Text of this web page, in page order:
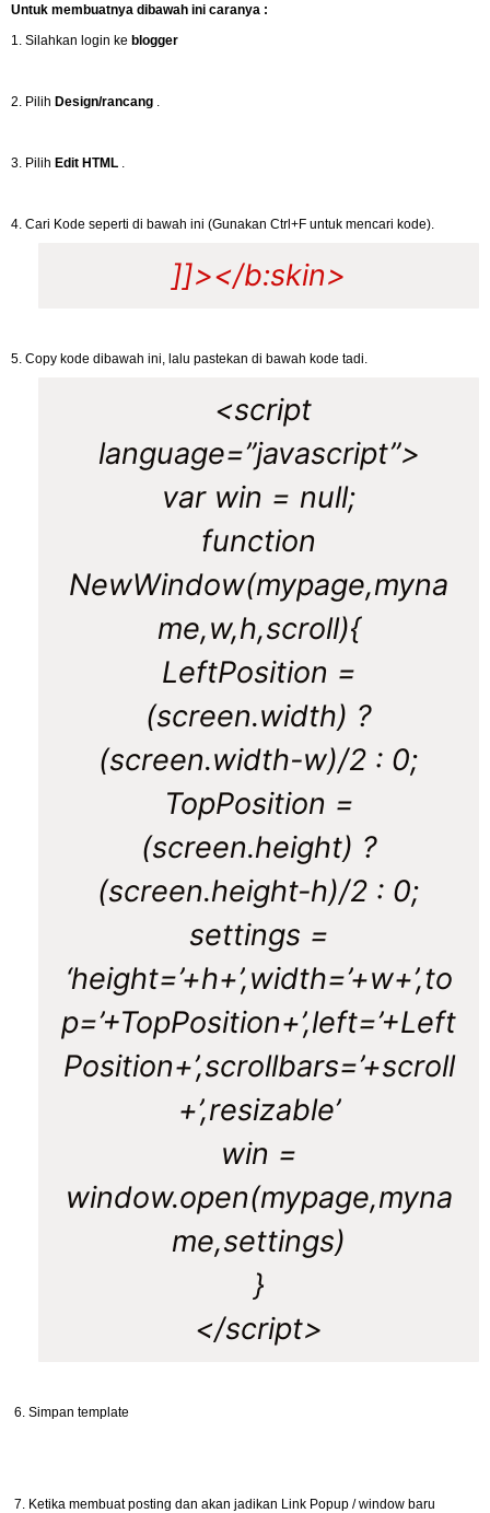
Untuk membuatnya dibawah ini caranya :
1. Silahkan login ke blogger
2. Pilih Design/rancang .
3. Pilih Edit HTML .
4. Cari Kode seperti di bawah ini (Gunakan Ctrl+F untuk mencari kode).
]]></b:skin>
5. Copy kode dibawah ini, lalu pastekan di bawah kode tadi.
<script
language=”javascript”>
var win = null;
function
NewWindow(mypage,myna
me,w,h,scroll){
LeftPosition =
(screen.width) ?
(screen.width-w)/2 : 0;
TopPosition =
(screen.height) ?
(screen.height-h)/2 : 0;
settings =
‘height=’+h+’,width=’+w+’,to
p=’+TopPosition+’,left=’+Left
Position+’,scrollbars=’+scroll
+’,resizable’
win =
window.open(mypage,myna
me,settings)
}
</script>
6. Simpan template
7. Ketika membuat posting dan akan jadikan Link Popup / window baru